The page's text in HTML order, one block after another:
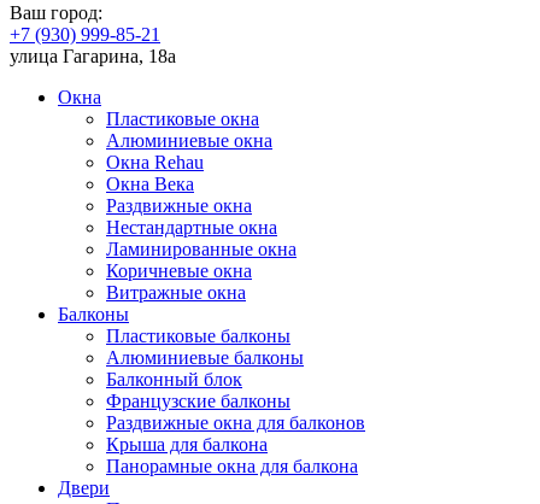
Ваш город:
+7 (930) 999-85-21
улица Гагарина, 18а
Окна
Пластиковые окна
Алюминиевые окна
Окна Rehau
Окна Века
Раздвижные окна
Нестандартные окна
Ламинированные окна
Коричневые окна
Витражные окна
Балконы
Пластиковые балконы
Алюминиевые балконы
Балконный блок
Французские балконы
Раздвижные окна для балконов
Крыша для балкона
Панорамные окна для балкона
Двери